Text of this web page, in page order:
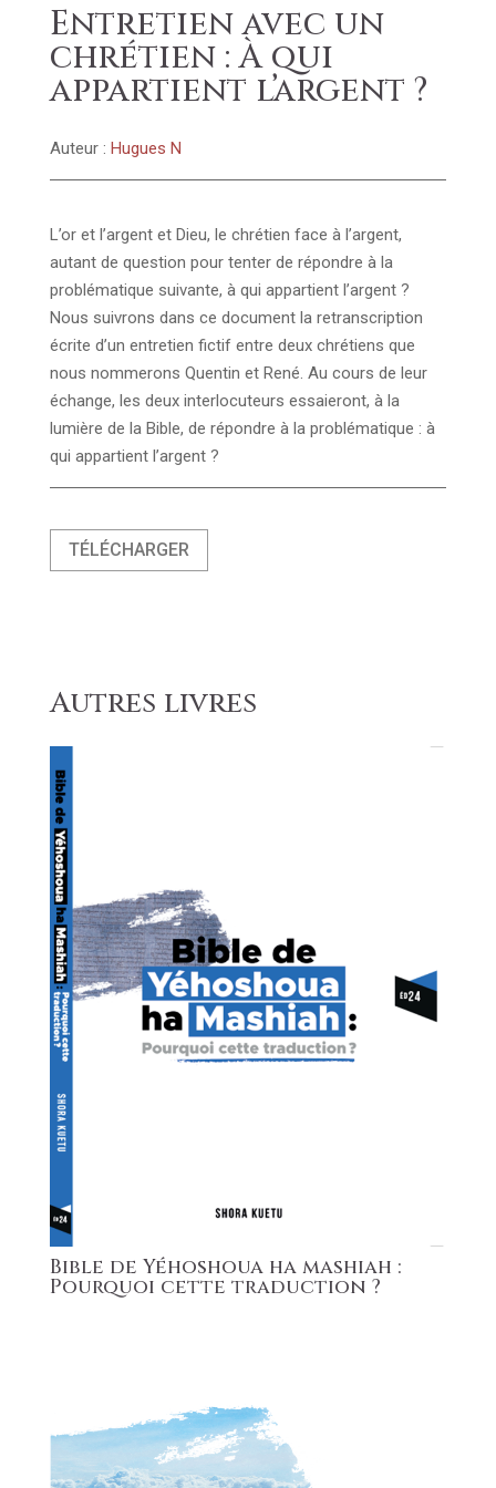
Entretien avec un
chrétien : À qui
appartient l’argent ?
Auteur : Hugues N
L’or et l’argent et Dieu, le chrétien face à l’argent,
autant de question pour tenter de répondre à la
problématique suivante, à qui appartient l’argent ?
Nous suivrons dans ce document la retranscription
écrite d’un entretien fictif entre deux chrétiens que
nous nommerons Quentin et René. Au cours de leur
échange, les deux interlocuteurs essaieront, à la
lumière de la Bible, de répondre à la problématique : à
qui appartient l’argent ?
TÉLÉCHARGER
Autres livres
Bible de Yéhoshoua ha mashiah :
Pourquoi cette traduction ?